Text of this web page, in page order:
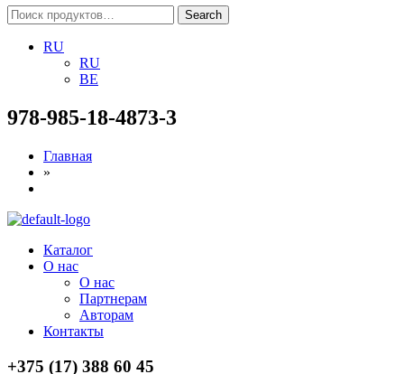
Search
for:
Search
RU
RU
BE
978-985-18-4873-3
Главная
»
Menu
Каталог
О нас
О нас
Партнерам
Авторам
Контакты
+375 (17) 388 60 45